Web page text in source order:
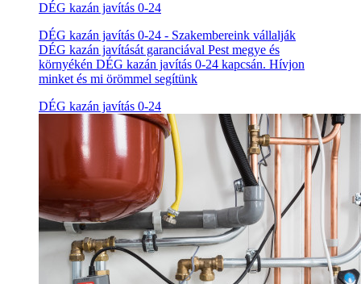
DÉG kazán javítás 0-24
DÉG kazán javítás 0-24 - Szakembereink vállalják
DÉG kazán javítását garanciával Pest megye és
környékén DÉG kazán javítás 0-24 kapcsán. Hívjon
minket és mi örömmel segítünk
DÉG kazán javítás 0-24